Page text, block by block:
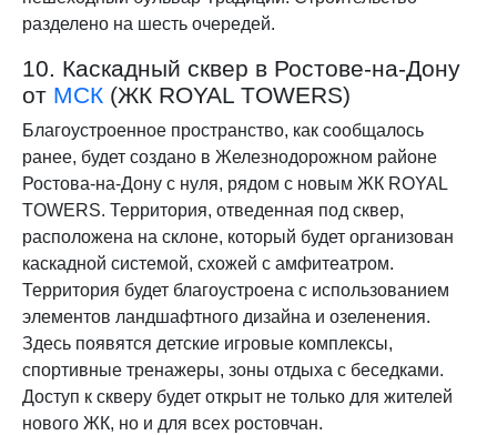
разделено на шесть очередей.
10. Каскадный сквер в Ростове-на-Дону
от МСК (ЖК ROYAL TOWERS)
Благоустроенное пространство, как сообщалось
ранее, будет создано в Железнодорожном районе
Ростова-на-Дону с нуля, рядом с новым ЖК ROYAL
TOWERS. Территория, отведенная под сквер,
расположена на склоне, который будет организован
каскадной системой, схожей с амфитеатром.
Территория будет благоустроена с использованием
элементов ландшафтного дизайна и озеленения.
Здесь появятся детские игровые комплексы,
спортивные тренажеры, зоны отдыха с беседками.
Доступ к скверу будет открыт не только для жителей
нового ЖК, но и для всех ростовчан.